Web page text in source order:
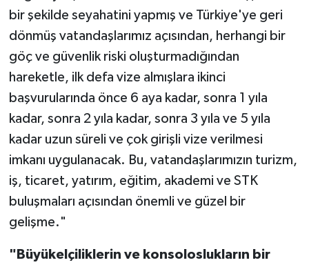
bir şekilde seyahatini yapmış ve Türkiye'ye geri
dönmüş vatandaşlarımız açısından, herhangi bir
göç ve güvenlik riski oluşturmadığından
hareketle, ilk defa vize almışlara ikinci
başvurularında önce 6 aya kadar, sonra 1 yıla
kadar, sonra 2 yıla kadar, sonra 3 yıla ve 5 yıla
kadar uzun süreli ve çok girişli vize verilmesi
imkanı uygulanacak. Bu, vatandaşlarımızın turizm,
iş, ticaret, yatırım, eğitim, akademi ve STK
buluşmaları açısından önemli ve güzel bir
gelişme."
"Büyükelçiliklerin ve konsoloslukların bir